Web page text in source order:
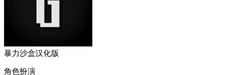
暴力沙盒汉化版
角色扮演